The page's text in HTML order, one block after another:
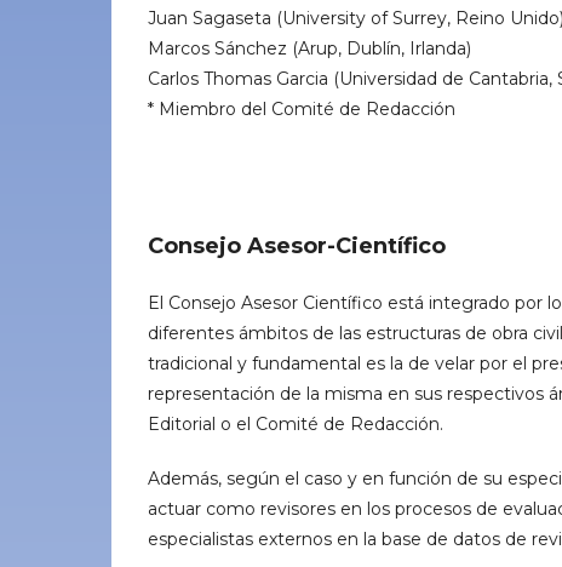
Juan Sagaseta (University of Surrey, Reino Unido)
Marcos Sánchez (Arup, Dublín, Irlanda)
Carlos Thomas Garcia (Universidad de Cantabria,
* Miembro del Comité de Redacción
Consejo Asesor-Científico
El Consejo Asesor Científico está integrado por
diferentes ámbitos de las estructuras de obra
tradicional y fundamental es la de velar por el
representación de la misma en sus respectivos
Editorial o el Comité de Redacción.
Además, según el caso y en función de su
actuar como revisores en los procesos de
especialistas externos en la base de datos de